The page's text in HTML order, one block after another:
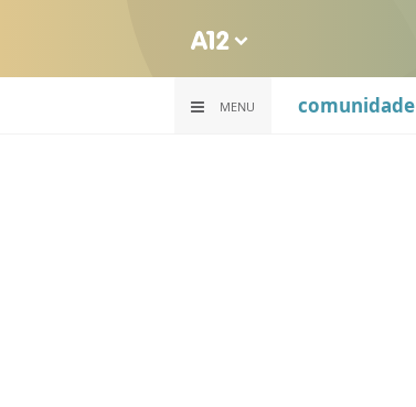
MENU comunidade